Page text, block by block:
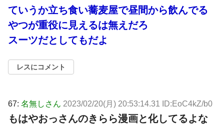
ていうか立ち食い蕎麦屋で昼間から飲んでる
やつが重役に見えるは無えだろ
スーツだとしてもだよ
レスにコメント
67: 名無しさん 2023/02/20(月) 20:53:14.31 ID:EoC4kZ/b0
もはやおっさんのきらら漫画と化してるよな